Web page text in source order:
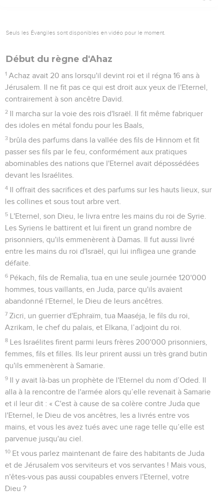
Seuls les Évangiles sont disponibles en vidéo pour le moment.
Début du règne d'Ahaz
1 Achaz avait 20 ans lorsqu'il devint roi et il régna 16 ans à
Jérusalem. Il ne fit pas ce qui est droit aux yeux de l'Eternel,
contrairement à son ancêtre David.
2 Il marcha sur la voie des rois d'Israël. Il fit même fabriquer
des idoles en métal fondu pour les Baals,
3 brûla des parfums dans la vallée des fils de Hinnom et fit
passer ses fils par le feu, conformément aux pratiques
abominables des nations que l'Eternel avait dépossédées
devant les Israélites.
4 Il offrait des sacrifices et des parfums sur les hauts lieux, sur
les collines et sous tout arbre vert.
5 L'Eternel, son Dieu, le livra entre les mains du roi de Syrie.
Les Syriens le battirent et lui firent un grand nombre de
prisonniers, qu'ils emmenèrent à Damas. Il fut aussi livré
entre les mains du roi d'Israël, qui lui infligea une grande
défaite.
6 Pékach, fils de Remalia, tua en une seule journée 120'000
hommes, tous vaillants, en Juda, parce qu'ils avaient
abandonné l'Eternel, le Dieu de leurs ancêtres.
7 Zicri, un guerrier d'Ephraïm, tua Maaséja, le fils du roi,
Azrikam, le chef du palais, et Elkana, l’adjoint du roi.
8 Les Israélites firent parmi leurs frères 200'000 prisonniers,
femmes, fils et filles. Ils leur prirent aussi un très grand butin
qu'ils emmenèrent à Samarie.
9 Il y avait là-bas un prophète de l'Eternel du nom d’Oded. Il
alla à la rencontre de l'armée alors qu’elle revenait à Samarie
et il leur dit : « C'est à cause de sa colère contre Juda que
l'Eternel, le Dieu de vos ancêtres, les a livrés entre vos
mains, et vous les avez tués avec une rage telle qu’elle est
parvenue jusqu'au ciel.
10 Et vous parlez maintenant de faire des habitants de Juda
et de Jérusalem vos serviteurs et vos servantes ! Mais vous,
n'êtes-vous pas aussi coupables envers l'Eternel, votre
Dieu ?